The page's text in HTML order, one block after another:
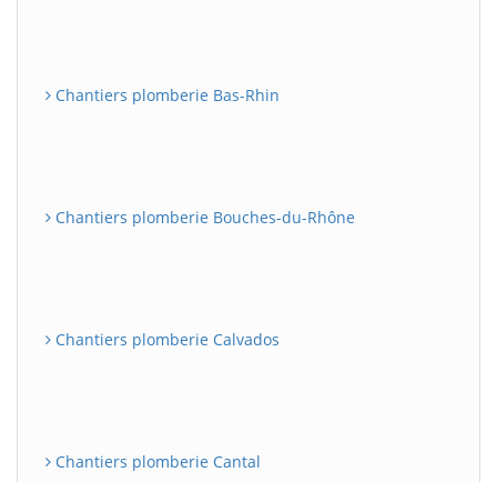
Chantiers plomberie Bas-Rhin
Chantiers plomberie Bouches-du-Rhône
Chantiers plomberie Calvados
Chantiers plomberie Cantal